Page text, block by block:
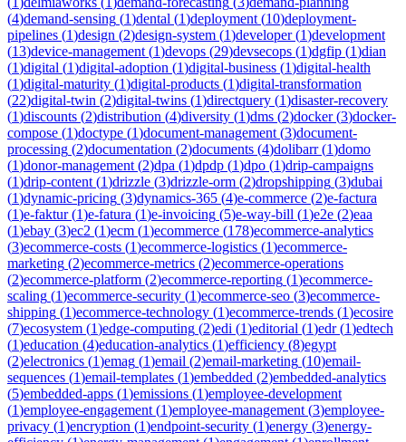
(4)demand-sensing (1)dental (1)deployment (10)deployment-
pipelines (1)design (2)design-system (1)developer(1)development
(13)device-management (1)devops (29)devsecops (1)dgfip (1)dian
(1)digital (1)digital-adoption (1)digital-business (1)digital-health
(1)digital-maturity (1)digital-products (1)digital-transformation
(22)digital-twin (2)digital-twins (1)directquery (1)disaster-recovery
(1)discounts (2)distribution (4)diversity (1)dms (2)docker(3)docker-
compose (1)doctype (1)document-management (3)document-
processing (2)documentation (2)documents (4)dolibarr(1)domo
(1)donor-management (2)dpa (1)dpdp (1)dpo (1)drip-campaigns
(1)drip-content (1)drizzle (3)drizzle-orm (2)dropshipping (3)dubai
(1)dynamic-pricing (3)dynamics-365 (4)e-commerce (2)e-factura
(1)e-faktur(1)e-fatura (1)e-invoicing (5)e-way-bill (1)e2e (2)eaa
(1)ebay (3)ec2 (1)ecm (1)ecommerce (178)ecommerce-analytics
(3)ecommerce-costs (1)ecommerce-logistics (1)ecommerce-
marketing (2)ecommerce-metrics (2)ecommerce-operations
(2)ecommerce-platform (2)ecommerce-reporting (1)ecommerce-
scaling (1)ecommerce-security (1)ecommerce-seo (3)ecommerce-
shipping (1)ecommerce-technology (1)ecommerce-trends (1)ecosire
(7)ecosystem (1)edge-computing (2)edi (1)editorial (1)edr(1)edtech
(1)education (4)education-analytics (1)efficiency (8)egypt
(2)electronics (1)emag (1)email (2)email-marketing (10)email-
sequences (1)email-templates (1)embedded (2)embedded-analytics
(5)embedded-apps (1)emissions (1)employee-development
(1)employee-engagement (1)employee-management (3)employee-
privacy (1)encryption (1)endpoint-security (1)energy (3)energy-